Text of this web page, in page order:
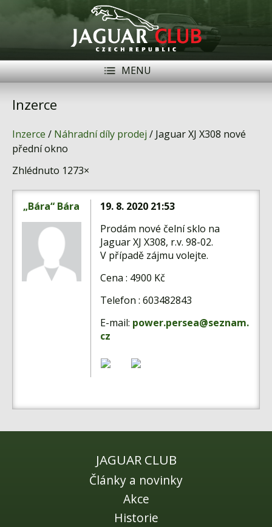
MENU
Modely Jaguar
Členové
Akce
Inzerce
Fórum
Inzerce
Inzerce / Náhradní díly prodej / Jaguar XJ X308 nové
přední okno
Zhlédnuto 1273×
„Bára“ Bára
19. 8. 2020 21:53
Prodám nové čelní sklo na
Jaguar XJ X308, r.v. 98-02.
V případě zájmu volejte.
Cena : 4900 Kč
Telefon : 603482843
E-mail: power.persea@seznam.
cz
JAGUAR CLUB
Články a novinky
Akce
Historie